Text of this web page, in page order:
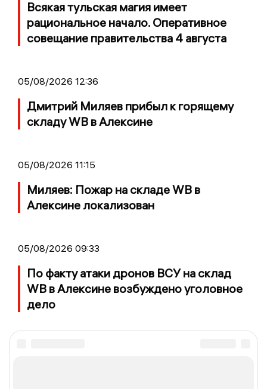
Всякая тульская магия имеет
рациональное начало. Оперативное
совещание правительства 4 августа
05/08/2026 12:36
Дмитрий Миляев прибыл к горящему
складу WB в Алексине
05/08/2026 11:15
Миляев: Пожар на складе WB в
Алексине локализован
05/08/2026 09:33
По факту атаки дронов ВСУ на склад
WB в Алексине возбуждено уголовное
дело